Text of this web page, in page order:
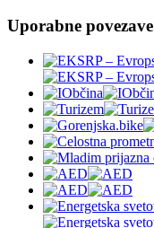
Uporabne povezave